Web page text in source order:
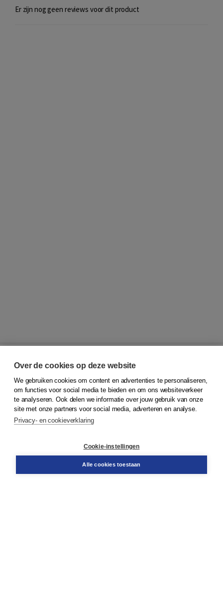
Er zijn nog geen reviews voor dit product
© 2026Koninklijke Boom uitgevers
Klantenservice
Service & informatie
Contact
Over de cookies op deze website
We gebruiken cookies om content en advertenties te personaliseren,
om functies voor social media te bieden en om ons websiteverkeer
te analyseren. Ook delen we informatie over jouw gebruik van onze
site met onze partners voor social media, adverteren en analyse.
Privacy- en cookieverklaring
Cookie-instellingen
Alle cookies toestaan